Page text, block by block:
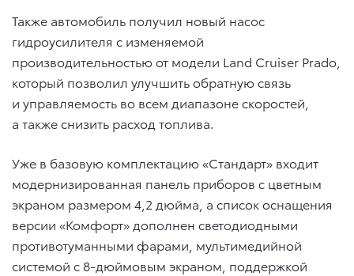
Также автомобиль получил новый насос
гидроусилителя c изменяемой
производительностью от модели Land Cruiser Prado,
который позволил улучшить обратную связь
и управляемость во всем диапазоне скоростей,
а также снизить расход топлива.
Уже в базовую комплектацию «Стандарт» входит
модернизированная панель приборов с цветным
экраном размером 4,2 дюйма, а список оснащения
версии «Комфорт» дополнен светодиодными
противотуманными фарами, мультимедийной
системой с 8-дюймовым экраном, поддержкой